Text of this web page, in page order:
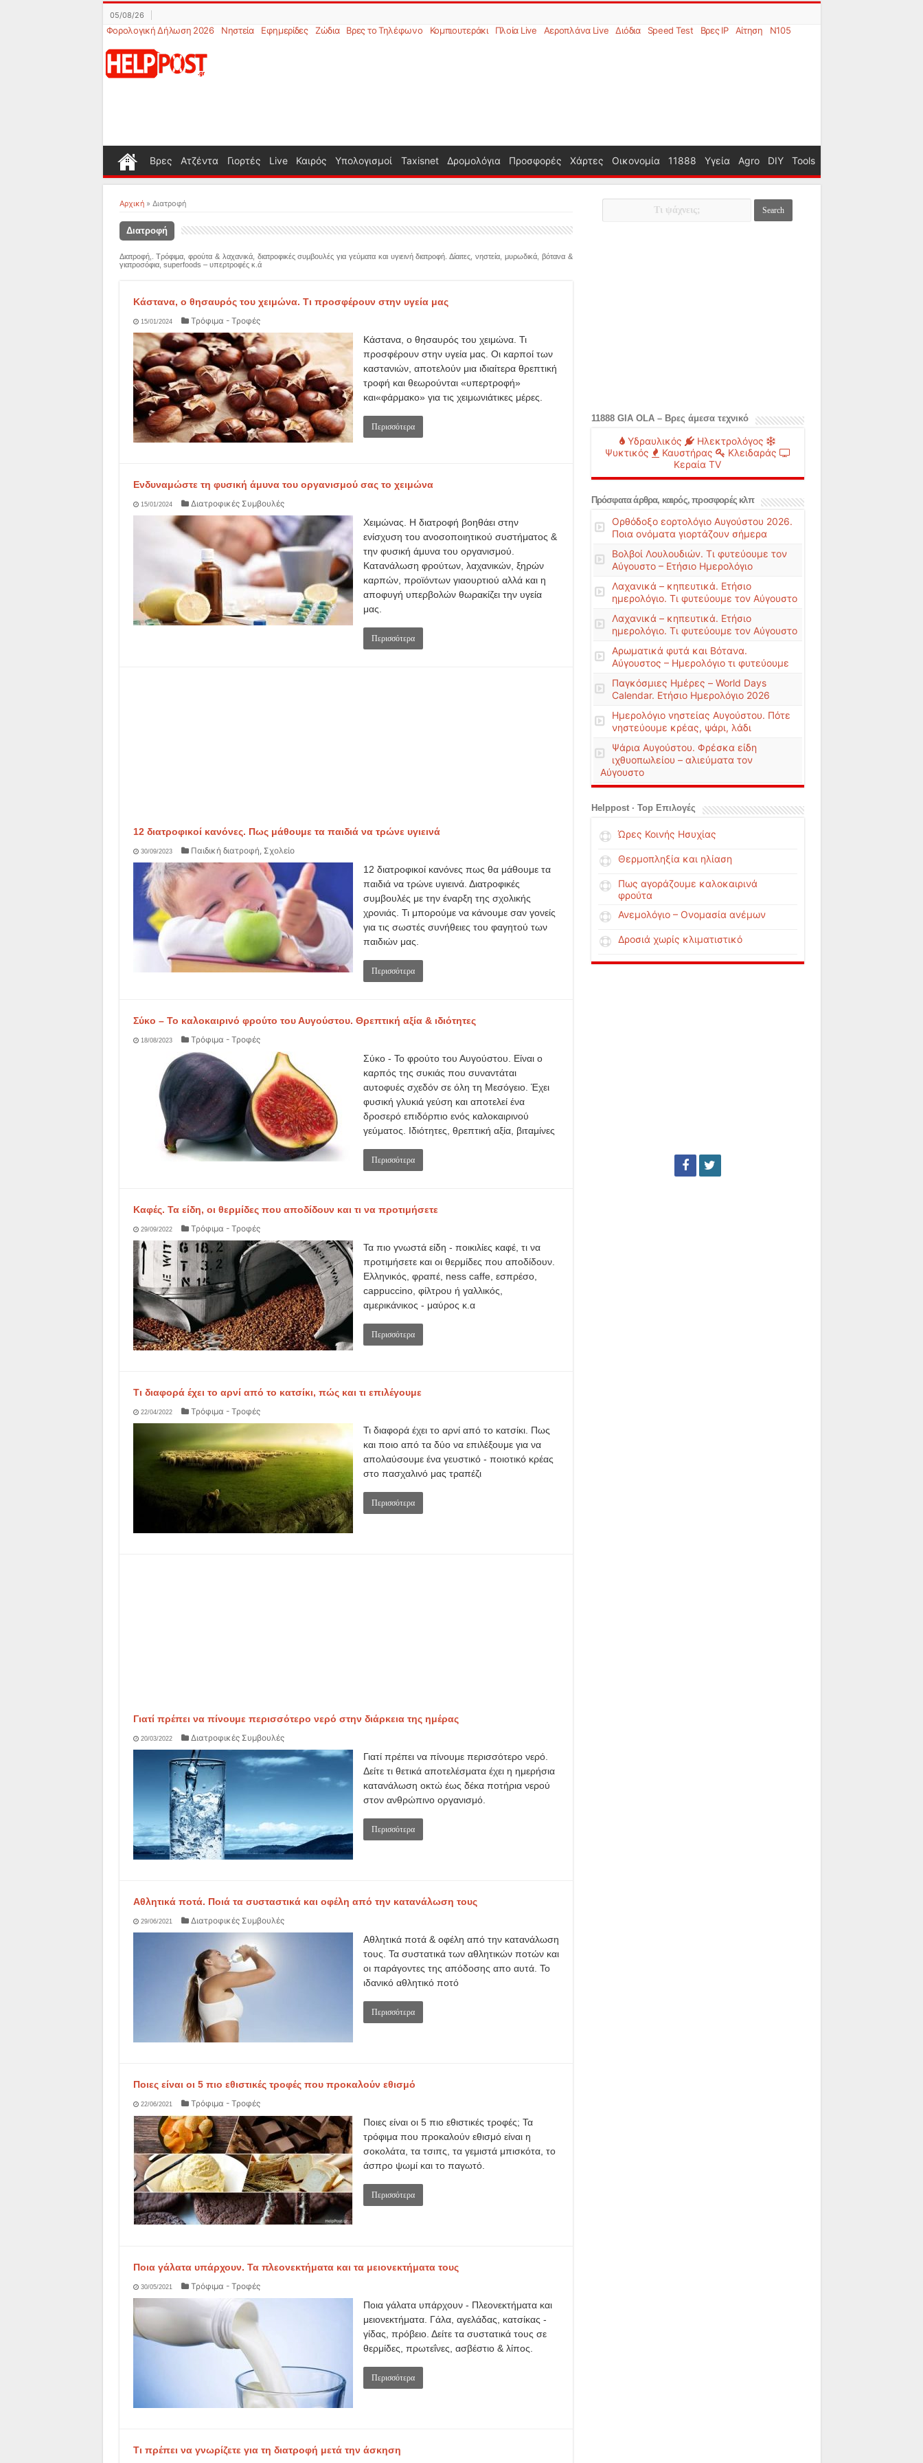
05/08/26
Φορολογική Δήλωση 2026 Νηστεία Εφημερίδες Ζώδια Βρες το Τηλέφωνο Κομπιουτεράκι Πλοία Live Αεροπλάνα Live Διόδια Speed Test Βρες IP Αίτηση N105
Βρες Ατζέντα Γιορτές Live Καιρός Υπολογισμοί Taxisnet Δρομολόγια Προσφορές Χάρτες Οικονομία 11888 Υγεία Agro DIY Tools
Αρχική» Διατροφή
Διατροφή
Διατροφή,. Τρόφιμα, φρούτα & λαχανικά, διατροφικές συμβουλές για γεύματα και υγιεινή διατροφή. Δίαιτες, νηστεία, μυρωδικά, βότανα &
γιατροσόφια, superfoods – υπερτροφές κ.ά
Κάστανα, ο θησαυρός του χειμώνα. Τι προσφέρουν στην υγεία μας
15/01/2024 Τρόφιμα - Τροφές
Κάστανα, ο θησαυρός του χειμώνα. Τι
προσφέρουν στην υγεία μας. Οι καρποί των
καστανιών, αποτελούν μια ιδιαίτερα θρεπτική
τροφή και θεωρούνται «υπερτροφή»
και«φάρμακο» για τις χειμωνιάτικες μέρες.
Περισσότερα
Ενδυναμώστε τη φυσική άμυνα του οργανισμού σας το χειμώνα
15/01/2024 Διατροφικές Συμβουλές
Χειμώνας. Η διατροφή βοηθάει στην
ενίσχυση του ανοσοποιητικού συστήματος &
την φυσική άμυνα του οργανισμού.
Κατανάλωση φρούτων, λαχανικών, ξηρών
καρπών, προϊόντων γιαουρτιού αλλά και η
αποφυγή υπερβολών θωρακίζει την υγεία
μας.
Περισσότερα
12 διατροφικοί κανόνες. Πως μάθουμε τα παιδιά να τρώνε υγιεινά
30/09/2023 Παιδική διατροφή, Σχολείο
12 διατροφικοί κανόνες πως θα μάθουμε τα
παιδιά να τρώνε υγιεινά. Διατροφικές
συμβουλές με την έναρξη της σχολικής
χρονιάς. Τι μπορούμε να κάνουμε σαν γονείς
για τις σωστές συνήθειες του φαγητού των
παιδιών μας.
Περισσότερα
Σύκο – Το καλοκαιρινό φρούτο του Αυγούστου. Θρεπτική αξία & ιδιότητες
18/08/2023 Τρόφιμα - Τροφές
Σύκο - Το φρούτο του Αυγούστου. Είναι ο
καρπός της συκιάς που συναντάται
αυτοφυές σχεδόν σε όλη τη Μεσόγειο. Έχει
φυσική γλυκιά γεύση και αποτελεί ένα
δροσερό επιδόρπιο ενός καλοκαιρινού
γεύματος. Ιδιότητες, θρεπτική αξία, βιταμίνες
Περισσότερα
Καφές. Τα είδη, οι θερμίδες που αποδίδουν και τι να προτιμήσετε
29/09/2022 Τρόφιμα - Τροφές
Τα πιο γνωστά είδη - ποικιλίες καφέ, τι να
προτιμήσετε και οι θερμίδες που αποδίδουν.
Ελληνικός, φραπέ, ness caffe, εσπρέσο,
cappuccino, φίλτρου ή γαλλικός,
αμερικάνικος - μαύρος κ.α
Περισσότερα
Τι διαφορά έχει το αρνί από το κατσίκι, πώς και τι επιλέγουμε
22/04/2022 Τρόφιμα - Τροφές
Τι διαφορά έχει το αρνί από το κατσίκι. Πως
και ποιο από τα δύο να επιλέξουμε για να
απολαύσουμε ένα γευστικό - ποιοτικό κρέας
στο πασχαλινό μας τραπέζι
Περισσότερα
Γιατί πρέπει να πίνουμε περισσότερο νερό στην διάρκεια της ημέρας
20/03/2022 Διατροφικές Συμβουλές
Γιατί πρέπει να πίνουμε περισσότερο νερό.
Δείτε τι θετικά αποτελέσματα έχει η ημερήσια
κατανάλωση οκτώ έως δέκα ποτήρια νερού
στον ανθρώπινο οργανισμό.
Περισσότερα
Αθλητικά ποτά. Ποιά τα συσταστικά και οφέλη από την κατανάλωση τους
29/06/2021 Διατροφικές Συμβουλές
Αθλητικά ποτά & οφέλη από την κατανάλωση
τους. Τα συστατικά των αθλητικών ποτών και
οι παράγοντες της απόδοσης απο αυτά. Το
ιδανικό αθλητικό ποτό
Περισσότερα
Ποιες είναι οι 5 πιο εθιστικές τροφές που προκαλούν εθισμό
22/06/2021 Τρόφιμα - Τροφές
Ποιες είναι οι 5 πιο εθιστικές τροφές; Τα
τρόφιμα που προκαλούν εθισμό είναι η
σοκολάτα, τα τσιπς, τα γεμιστά μπισκότα, το
άσπρο ψωμί και το παγωτό.
Περισσότερα
Ποια γάλατα υπάρχουν. Τα πλεονεκτήματα και τα μειονεκτήματα τους
30/05/2021 Τρόφιμα - Τροφές
Ποια γάλατα υπάρχουν - Πλεονεκτήματα και
μειονεκτήματα. Γάλα, αγελάδας, κατσίκας -
γίδας, πρόβειο. Δείτε τα συστατικά τους σε
θερμίδες, πρωτεΐνες, ασβέστιο & λίπος.
Περισσότερα
Τι πρέπει να γνωρίζετε για τη διατροφή μετά την άσκηση
11888 GIA OLA – Βρες άμεσα τεχνικό
Υδραυλικός
Ηλεκτρολόγος
Ψυκτικός
Καυστήρας
Κλειδαράς
Κεραία TV
Πρόσφατα άρθρα, καιρός, προσφορές κλπ
Ορθόδοξο εορτολόγιο Αυγούστου 2026.
Ποια ονόματα γιορτάζουν σήμερα
Βολβοί Λουλουδιών. Τι φυτεύουμε τον
Αύγουστο – Ετήσιο Ημερολόγιο
Λαχανικά – κηπευτικά. Ετήσιο
ημερολόγιο. Τι φυτεύουμε τον Αύγουστο
Λαχανικά – κηπευτικά. Ετήσιο
ημερολόγιο. Τι φυτεύουμε τον Αύγουστο
Αρωματικά φυτά και Βότανα.
Αύγουστος – Ημερολόγιο τι φυτεύουμε
Παγκόσμιες Ημέρες – World Days
Calendar. Ετήσιο Ημερολόγιο 2026
Ημερολόγιο νηστείας Αυγούστου. Πότε
νηστεύουμε κρέας, ψάρι, λάδι
Ψάρια Αυγούστου. Φρέσκα είδη
ιχθυοπωλείου – αλιεύματα τον
Αύγουστο
Helppost · Top Επιλογές
Ώρες Κοινής Ησυχίας
Θερμοπληξία και ηλίαση
Πως αγοράζουμε καλοκαιρινά
φρούτα
Ανεμολόγιο – Ονομασία ανέμων
Δροσιά χωρίς κλιματιστικό